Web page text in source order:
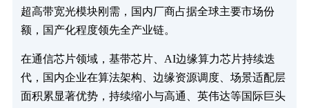
超高带宽光模块刚需，国内厂商占据全球主要市场份
额，国产化程度领先全产业链。
在通信芯片领域，基带芯片、AI边缘算力芯片持续迭
代，国内企业在算法架构、边缘资源调度、场景适配层
面积累显著优势，持续缩小与高通、英伟达等国际巨头